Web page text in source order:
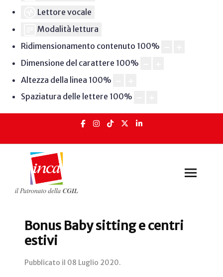
Lettore vocale
Modalità lettura
Ridimensionamento contenuto 100%
Dimensione del carattere 100%
Altezza della linea 100%
Spaziatura delle lettere 100%
Bonus Baby sitting e centri
estivi
Pubblicato il 08 Luglio 2020.